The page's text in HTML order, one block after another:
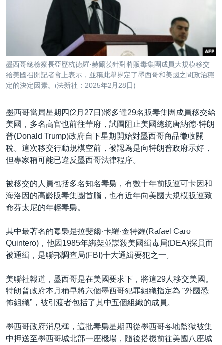
視頻
每日視頻新聞
VOA 60秒 (國際)
美國專訊
視頻存檔
YOUTUBE頻道
音頻
時事經緯
新聞音頻
海外港人
港人港心
美國透視
建國史話
廣播節目表
關注我們
墨西哥總檢察長亞歷杭德羅·赫爾茨針對將販毒集團成員大規模移交
給美國召開記者會上表示，並稱此舉界定了墨西哥和美國之間政治穩
定的決定因素。(法新社：2025年2月28日)
墨西哥當局星期四(2月27日)將多達29名販毒集團成員移交給
美國，多名高官也前往華府，試圖阻止美國總統唐納德·特朗
普(Donald Trump)政府自下星期開始對墨西哥商品徵收關
稅。這次移交行動規模空前，被認為是向特朗普政府示好，
但專家稱可能已違反墨西哥法律程序。
被移交的人員包括多名知名毒梟，有數十年前販運可卡因和
海洛因的高齡販毒集團首腦，也有近年向美國大規模販運致
命芬太尼的年輕毒梟。
其中最著名的毒梟是拉斐爾·卡羅·金特羅(Rafael Caro
Quintero)，他因1985年綁架並謀殺美國緝毒局(DEA)探員而
被通緝，是聯邦調查局(FBI)十大通緝要犯之一。
美聯社報道，墨西哥是在美國要求下，將這29人移交美國。
特朗普政府本月稍早將六個墨西哥犯罪組織指定為 “外國恐
怖組織”，被引渡者包括了其中五個組織的成員。
墨西哥政府消息稱，這批毒梟星期四從墨西哥各地監獄被集
中押送至墨西哥城北部一座機場，隨後搭機前往美國八座城